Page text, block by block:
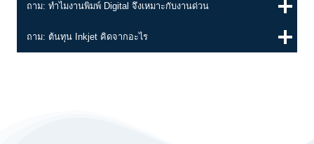
ถาม: ทำไมงานพิมพ์ Digital จึงเหมาะกับงานด่วน
ถาม: ต้นทุน Inkjet คิดจากอะไร